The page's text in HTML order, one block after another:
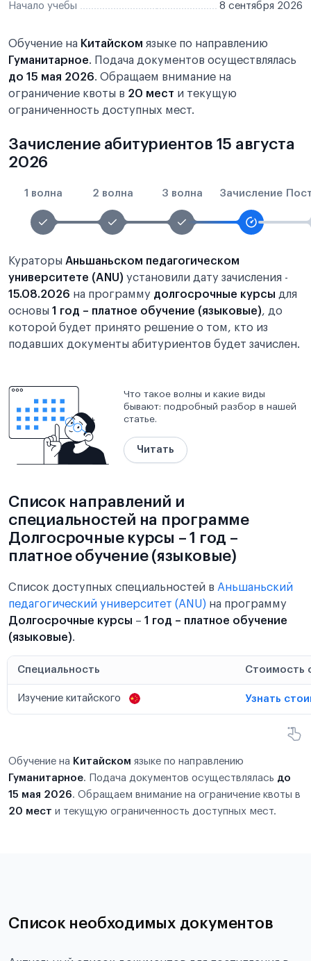
Начало учебы 8 сентября 2026
Обучение на Китайском языке по направлению
Гуманитарное. Подача документов осуществлялась
до 15 мая 2026. Обращаем внимание на
ограничение квоты в 20 мест и текущую
ограниченность доступных мест.
Зачисление абитуриентов 15 августа
2026
1 волна 2 волна 3 волна Зачисление
Кураторы Аньшаньском педагогическом
университете (ANU) установили дату зачисления -
15.08.2026 на программу долгосрочные курсы для
основы 1 год – платное обучение (языковые), до
которой будет принято решение о том, кто из
подавших документы абитуриентов будет зачислен.
Что такое волны и какие виды
бывают: подробный разбор в нашей
статье.
Читать
Список направлений и
специальностей на программе
Долгосрочные курсы – 1 год –
платное обучение (языковые)
Список доступных специальностей в Аньшаньский
педагогический университет (ANU) на программу
Долгосрочные курсы – 1 год – платное обучение
(языковые).
Специальность Стоимость
Изучение китайского Узнать
Обучение на Китайском языке по направлению
Гуманитарное. Подача документов осуществлялась до
15 мая 2026. Обращаем внимание на ограничение квоты в
20 мест и текущую ограниченность доступных мест.
Список необходимых документов